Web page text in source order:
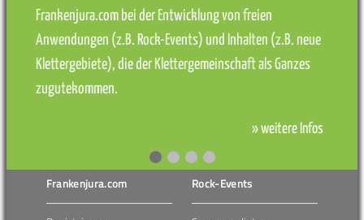
Frankenjura.com bei der Entwicklung von freien
Anwendungen (z.B. Rock-Events) und Inhalten (z.B. neue
Klettergebiete), die der Klettergemeinschaft als Ganzes
zugutekommen.
» weitere Infos
Frankenjura.com Rock-Events